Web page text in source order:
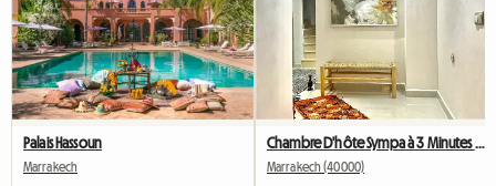
Palais Hassoun
Marrakech Marrakech (40000)